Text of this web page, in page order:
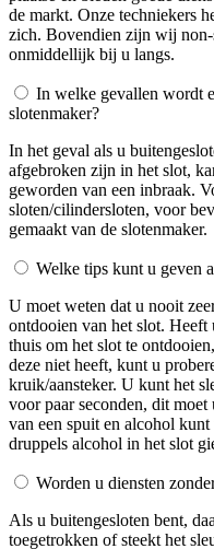
de markt. Onze techniekers
zich. Bovendien zijn wij non-
onmiddellijk bij u langs.
In welke gevallen wordt
slotenmaker?
In het geval als u
afgebroken zijn in het slot,
geworden van een inbraak.
sloten/cilindersloten, voor
gemaakt van de slotenmaker.
Welke tips kunt u geven
U moet weten dat u nooit
ontdooien van het slot.
thuis om het slot te
deze niet heeft, kunt u
kruik/aansteker. U kunt het
voor paar seconden, dit
van een spuit en alcohol
druppels alcohol in het slot
Worden u diensten
Als u buitengesloten bent,
toegetrokken of steekt het